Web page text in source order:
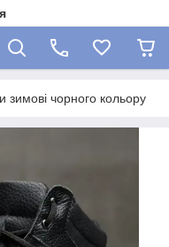
зимові чорного кольору